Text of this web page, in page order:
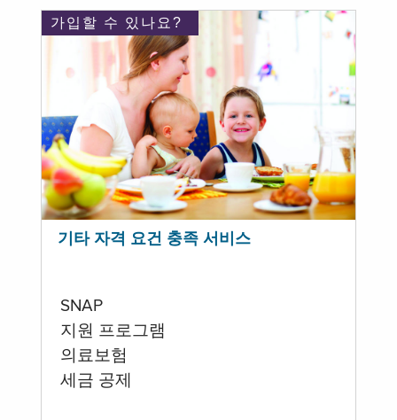
가입할 수 있나요?
기타 자격 요건 충족 서비스
SNAP
지원 프로그램
의료보험
세금 공제